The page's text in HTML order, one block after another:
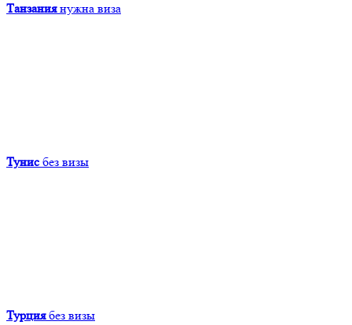
Танзания нужна виза
Тунис без визы
Турция без визы